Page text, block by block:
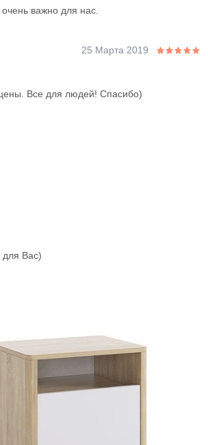
важно для нас.
25 Марта 2019
Все для людей! Спасибо)
Вас)